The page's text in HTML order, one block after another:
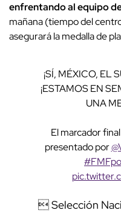
enfrentando al equipo
mañana (tiempo del
asegurará la medalla de
¡SÍ, MÉXICO, EL
¡ESTAMOS EN
UNA
El marcador
presentado por
 Selección